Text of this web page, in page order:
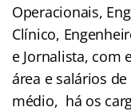
Operacionais,
Clínico,
e Jornalista, com
área e salários de
médio, há os